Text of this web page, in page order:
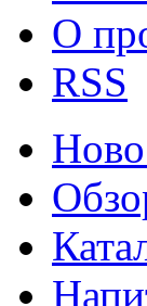
О
RSS